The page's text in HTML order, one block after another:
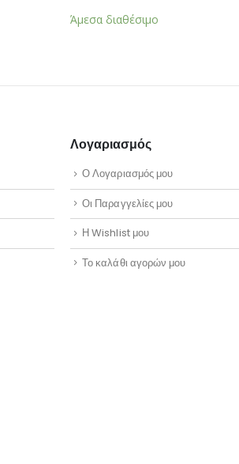
Λογαριασμός
Ο Λογαριασμός μου
Οι Παραγγελίες μου
Η Wishlist μου
Το καλάθι αγορών μου